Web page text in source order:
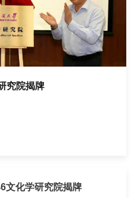
究院揭牌
文化学研究院揭牌